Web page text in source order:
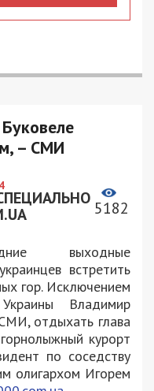
– СМИ
5182
выходные
встретить
гор. Исключением
Владимир
отдыхать глава
курорт
по соседству
олигархом Игорем